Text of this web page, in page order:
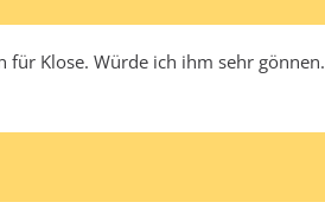
für Klose. Würde ich ihm sehr gönnen.